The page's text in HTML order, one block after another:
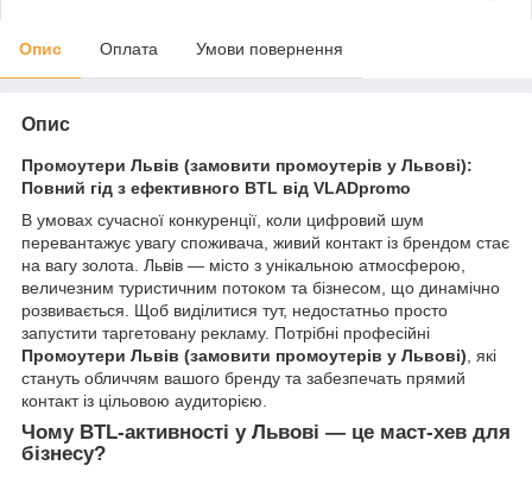
Опис Оплата Умови повернення
Опис
Промоутери Львів (замовити промоутерів у Львові):
Повний гід з ефективного BTL від VLADpromo
В умовах сучасної конкуренції, коли цифровий шум
перевантажує увагу споживача, живий контакт із брендом стає
на вагу золота. Львів — місто з унікальною атмосферою,
величезним туристичним потоком та бізнесом, що динамічно
розвивається. Щоб виділитися тут, недостатньо просто
запустити таргетовану рекламу. Потрібні професійні
Промоутери Львів (замовити промоутерів у Львові) , які
стануть обличчям вашого бренду та забезпечать прямий
контакт із цільовою аудиторією.
Чому BTL-активності у Львові — це маст-хев для
бізнесу?